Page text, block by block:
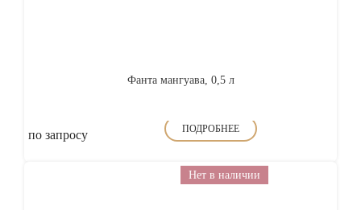
Фанта мангуава, 0,5 л
по запросу ПОДРОБНЕЕ
Нет в наличии